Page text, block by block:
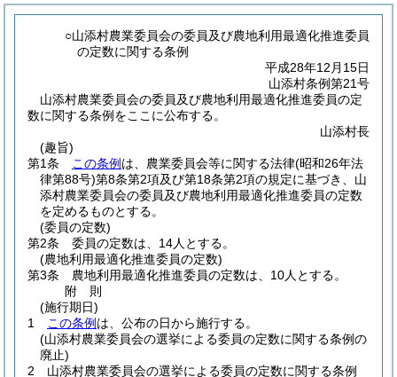
○山添村農業委員会の委員及び農地利用最適化推進委員
の定数に関する条例
平成28年12月15日
山添村条例第21号
山添村農業委員会の委員及び農地利用最適化推進委員の定
数に関する条例をここに公布する。
山添村長
(趣旨)
第1条
この条例 は、農業委員会等に関する法律(昭和26年法
律第88号)第8条第2項及び第18条第2項の規定に基づき、山
添村農業委員会の委員及び農地利用最適化推進委員の定数
を定めるものとする。
(委員の定数)
第2条
委員の定数は、14人とする。
(農地利用最適化推進委員の定数)
第3条
農地利用最適化推進委員の定数は、10人とする。
附 則
(施行期日)
1
この条例 は、公布の日から施行する。
(山添村農業委員会の選挙による委員の定数に関する条例の
廃止)
2
山添村農業委員会の選挙による委員の定数に関する条例